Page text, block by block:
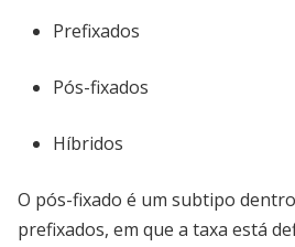
Prefixados
Pós-fixados
Híbridos
O pós-fixado é um subtipo
prefixados, em que a taxa está